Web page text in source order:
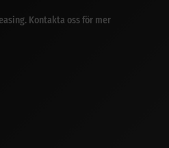
Kontakta oss för mer